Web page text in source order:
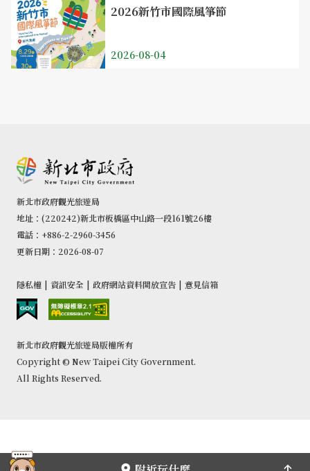
2026新竹市國際風箏節
2026-08-04
新北市政府觀光旅遊局
地址：(220242)新北市板橋區中山路一段161號26樓
電話：+886-2-2960-3456
更新日期：2026-08-07
隱私權 | 資訊安全 | 政府網站資料開放宣告 | 意見信箱
新北市政府觀光旅遊局版權所有
Copyright © New Taipei City Government.
All Rights Reserved.